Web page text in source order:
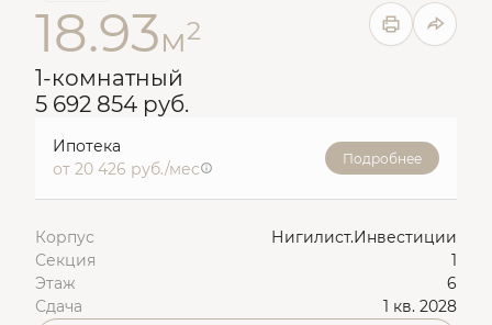
18.93м2
1-комнатный
5 692 854 руб.
Ипотека
от 20 426 руб./мес
Подробнее
Корпус
Нигилист.Инвестиции
Секция
1
Этаж
6
Сдача
1 кв. 2028